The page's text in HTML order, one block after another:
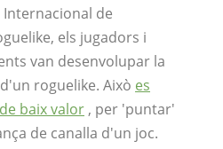
Internacional de
els jugadors i
van desenvolupar la
roguelike. Això es
baix valor , per 'puntar'
de canalla d'un joc.